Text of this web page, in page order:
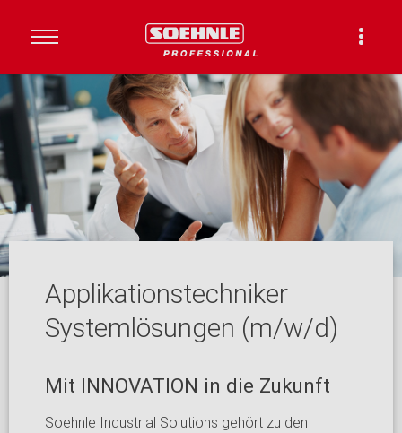
Applikationstechniker
Systemlösungen (m/w/d)
Mit INNOVATION in die Zukunft
Soehnle Industrial Solutions gehört zu den